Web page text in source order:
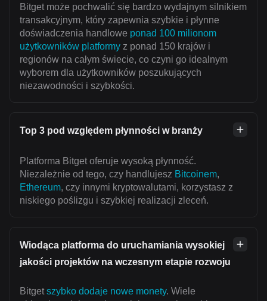
Bitget może pochwalić się bardzo wydajnym silnikiem
transakcyjnym, który zapewnia szybkie i płynne
doświadczenia handlowe ponad 100 milionom
użytkowników platformy z ponad 150 krajów i
regionów na całym świecie, co czyni go idealnym
wyborem dla użytkowników poszukujących
niezawodności i szybkości.
Top 3 pod względem płynności w branży
Platforma Bitget oferuje wysoką płynność.
Niezależnie od tego, czy handlujesz Bitcoinem,
Ethereum, czy innymi kryptowalutami, korzystasz z
niskiego poślizgu i szybkiej realizacji zleceń.
Wiodąca platforma do uruchamiania wysokiej
jakości projektów na wczesnym etapie rozwoju
Bitget szybko dodaje nowe monety. Wiele